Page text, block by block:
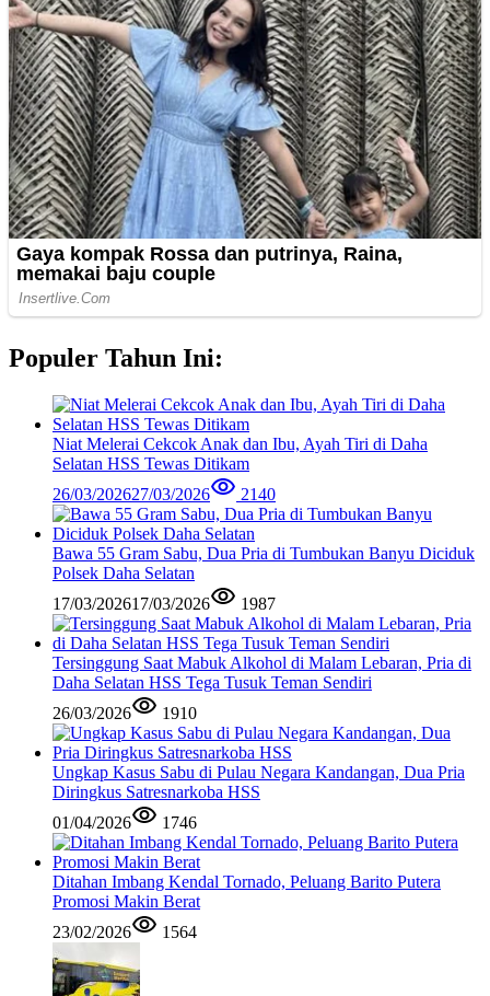
Populer Tahun Ini:
Niat Melerai Cekcok Anak dan Ibu, Ayah Tiri di Daha
Selatan HSS Tewas Ditikam
26/03/202627/03/2026 2140
Bawa 55 Gram Sabu, Dua Pria di Tumbukan Banyu Diciduk
Polsek Daha Selatan
17/03/202617/03/2026 1987
Tersinggung Saat Mabuk Alkohol di Malam Lebaran, Pria di
Daha Selatan HSS Tega Tusuk Teman Sendiri
26/03/2026
1910
Ungkap Kasus Sabu di Pulau Negara Kandangan, Dua Pria
Diringkus Satresnarkoba HSS
01/04/2026
1746
Ditahan Imbang Kendal Tornado, Peluang Barito Putera
Promosi Makin Berat
23/02/2026
1564